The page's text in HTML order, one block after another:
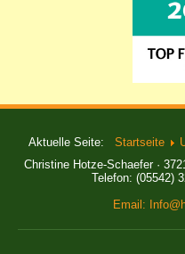
Aktuelle Seite: Startseite
Christine Hotze-Schaefer ·
Telefon: (05542)
Email: